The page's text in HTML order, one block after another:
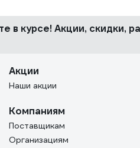
в курсе! Акции, скидки,
Акции
Наши акции
Компаниям
Поставщикам
Организациям